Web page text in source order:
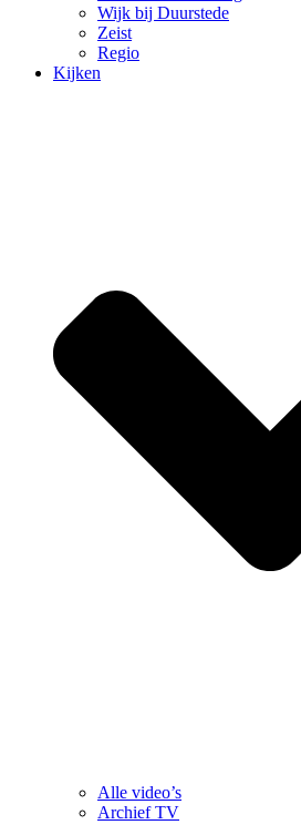
Wijk bij Duurstede
Zeist
Regio
Kijken
Alle video’s
Archief TV